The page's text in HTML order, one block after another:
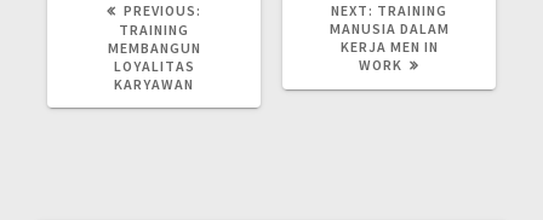
PREVIOUS:
TRAINING
MEMBANGUN
LOYALITAS
KARYAWAN
NEXT: TRAINING
MANUSIA DALAM
KERJA MEN IN
WORK